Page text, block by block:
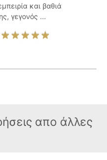
και βαθιά
γεγονός ...
απο άλλες